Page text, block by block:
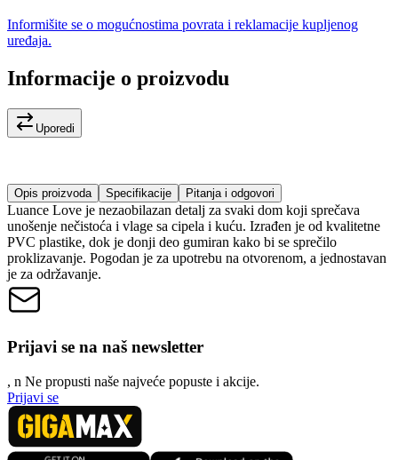
Informišite se o mogućnostima povrata i reklamacije kupljenog
uređaja.
Informacije o proizvodu
Uporedi
Opis proizvoda Specifikacije Pitanja i odgovori
Luance Love je nezaobilazan detalj za svaki dom koji sprečava
unošenje nečistoća i vlage sa cipela i kuću. Izrađen je od kvalitetne
PVC plastike, dok je donji deo gumiran kako bi se sprečilo
proklizavanje. Pogodan je za upotrebu na otvorenom, a jednostavan
je za održavanje.
Prijavi se na naš newsletter
, n Ne propusti naše najveće popuste i akcije.
Prijavi se